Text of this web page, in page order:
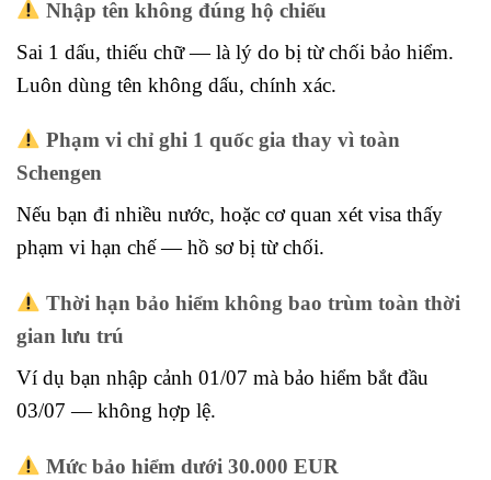
Nhập tên không đúng hộ chiếu
Sai 1 dấu, thiếu chữ — là lý do bị từ chối bảo hiểm.
Luôn dùng tên không dấu, chính xác.
Phạm vi chỉ ghi 1 quốc gia thay vì toàn
Schengen
Nếu bạn đi nhiều nước, hoặc cơ quan xét visa thấy
phạm vi hạn chế — hồ sơ bị từ chối.
Thời hạn bảo hiểm không bao trùm toàn thời
gian lưu trú
Ví dụ bạn nhập cảnh 01/07 mà bảo hiểm bắt đầu
03/07 — không hợp lệ.
Mức bảo hiểm dưới 30.000 EUR